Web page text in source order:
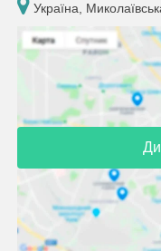
Україна,